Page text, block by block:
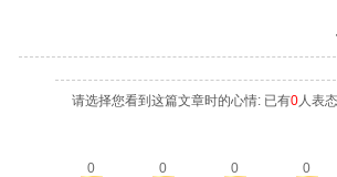
请选择您看到这篇文章时的心情: 已有0人表态
0 0 0 0